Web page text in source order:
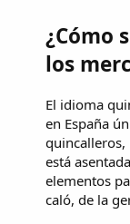
¿Cómo
los
El idioma
en España
quincalleros,
está
elementos
caló, de la